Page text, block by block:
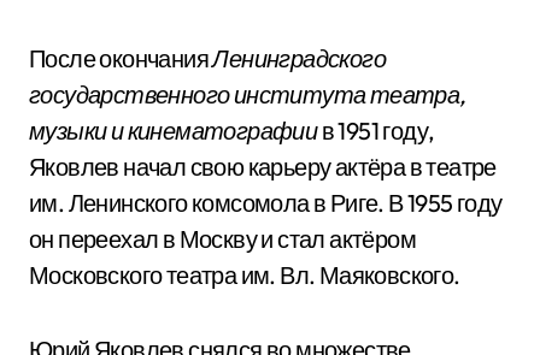
После окончанияЛенинградского
государственного института театра,
музыки и кинематографиив 1951 году,
Яковлев начал свою карьеру актёра в театре
им. Ленинского комсомола в Риге. В 1955 году
он переехал в Москву и стал актёром
Московского театра им. Вл. Маяковского.